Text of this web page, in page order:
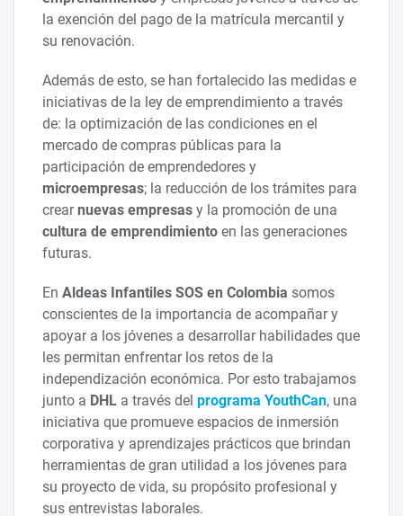
la exención del pago de la matrícula mercantil y
su renovación.
Además de esto, se han fortalecido las medidas e
iniciativas de la ley de emprendimiento a través
de: la optimización de las condiciones en el
mercado de compras públicas para la
participación de emprendedores y
microempresas; la reducción de los trámites para
crearnuevas empresas y la promoción de una
cultura de emprendimiento en las generaciones
futuras.
EnAldeas Infantiles SOS en Colombia somos
conscientes de la importancia de acompañar y
apoyar a los jóvenes a desarrollar habilidades que
les permitan enfrentar los retos de la
independización económica. Por esto trabajamos
junto a DHL a través delprograma YouthCan, una
iniciativa que promueve espacios de inmersión
corporativa y aprendizajes prácticos que brindan
herramientas de gran utilidad a los jóvenes para
su proyecto de vida, su propósito profesional y
sus entrevistas laborales.